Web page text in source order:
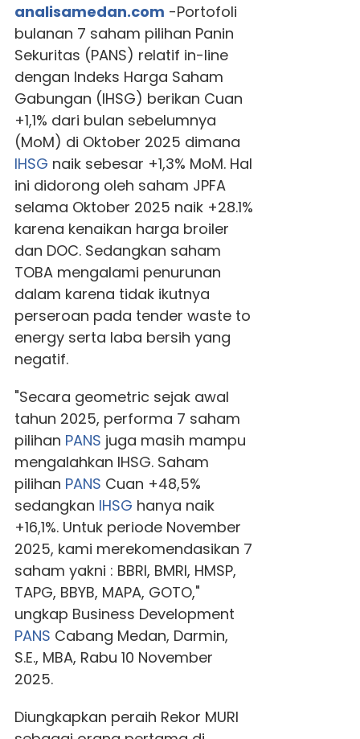
analisamedan.com -Portofoli
bulanan 7 saham pilihan Panin
Sekuritas (PANS) relatif in-line
dengan Indeks Harga Saham
Gabungan (IHSG) berikan Cuan
+1,1% dari bulan sebelumnya
(MoM) di Oktober 2025 dimana
IHSG naik sebesar +1,3% MoM. Hal
ini didorong oleh saham JPFA
selama Oktober 2025 naik +28.1%
karena kenaikan harga broiler
dan DOC. Sedangkan saham
TOBA mengalami penurunan
dalam karena tidak ikutnya
perseroan pada tender waste to
energy serta laba bersih yang
negatif.
"Secara geometric sejak awal
tahun 2025, performa 7 saham
pilihan PANS juga masih mampu
mengalahkan IHSG. Saham
pilihan PANS Cuan +48,5%
sedangkan IHSG hanya naik
+16,1%. Untuk periode November
2025, kami merekomendasikan 7
saham yakni : BBRI, BMRI, HMSP,
TAPG, BBYB, MAPA, GOTO,"
ungkap Business Development
PANS Cabang Medan, Darmin,
S.E., MBA, Rabu 10 November
2025.
Diungkapkan peraih Rekor MURI